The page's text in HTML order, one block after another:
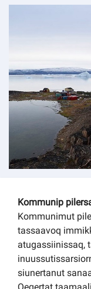
Kommunip
Kommunimut
tassaavoq
atugassiinissaq,
siunertanut
Qeqertat